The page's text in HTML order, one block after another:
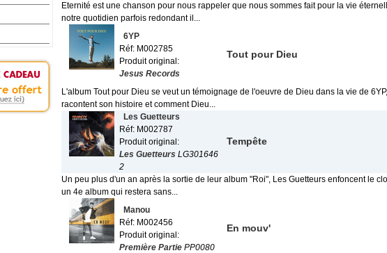
Eternité est une chanson pour nous rappeler que nous sommes fait pour la vie
notre quotidien parfois redondant il...
6YP
Réf: M002785
Produit original:
Jesus Records
Tout pour Dieu
L'album Tout pour Dieu se veut un témoignage de l'oeuvre de Dieu dans la vie de
racontent son histoire et comment Dieu...
Les Guetteurs
Réf: M002787
Produit original:
Les Guetteurs LG301646
2
Tempête
Un peu plus d'un an après la sortie de leur album "Roi", Les Guetteurs enfoncent le
un 4e album qui restera sans...
Manou
Réf: M002456
Produit original:
Première Partie PP0080
En mouv'